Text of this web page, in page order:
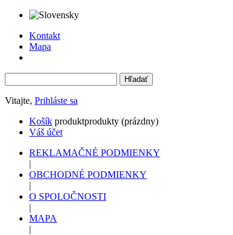
Kontakt
Mapa
Vitajte, Prihláste sa
Košík produktprodukty (prázdny)
Váš účet
REKLAMAČNÉ PODMIENKY
|
OBCHODNÉ PODMIENKY
|
O SPOLOČNOSTI
|
MAPA
|